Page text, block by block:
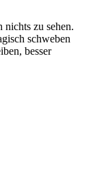
zu sehen.
schweben
besser